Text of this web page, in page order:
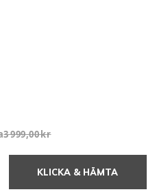
3 999,00 kr
KLICKA & HÄMTA